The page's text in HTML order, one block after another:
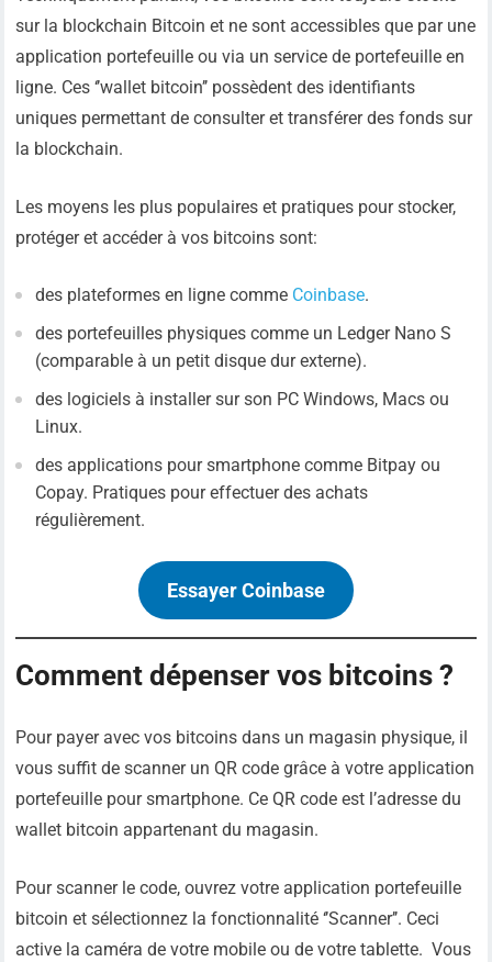
sur la blockchain Bitcoin et ne sont accessibles que par une
application portefeuille ou via un service de portefeuille en
ligne. Ces ‘’wallet bitcoin’’ possèdent des identifiants
uniques permettant de consulter et transférer des fonds sur
la blockchain.
Les moyens les plus populaires et pratiques pour stocker,
protéger et accéder à vos bitcoins sont:
des plateformes en ligne comme Coinbase.
des portefeuilles physiques comme un Ledger Nano S
(comparable à un petit disque dur externe).
des logiciels à installer sur son PC Windows, Macs ou
Linux.
des applications pour smartphone comme Bitpay ou
Copay. Pratiques pour effectuer des achats
régulièrement.
Essayer Coinbase
Comment dépenser vos bitcoins ?
Pour payer avec vos bitcoins dans un magasin physique, il
vous suffit de scanner un QR code grâce à votre application
portefeuille pour smartphone. Ce QR code est l’adresse du
wallet bitcoin appartenant du magasin.
Pour scanner le code, ouvrez votre application portefeuille
bitcoin et sélectionnez la fonctionnalité ‘’Scanner’’. Ceci
active la caméra de votre mobile ou de votre tablette. Vous